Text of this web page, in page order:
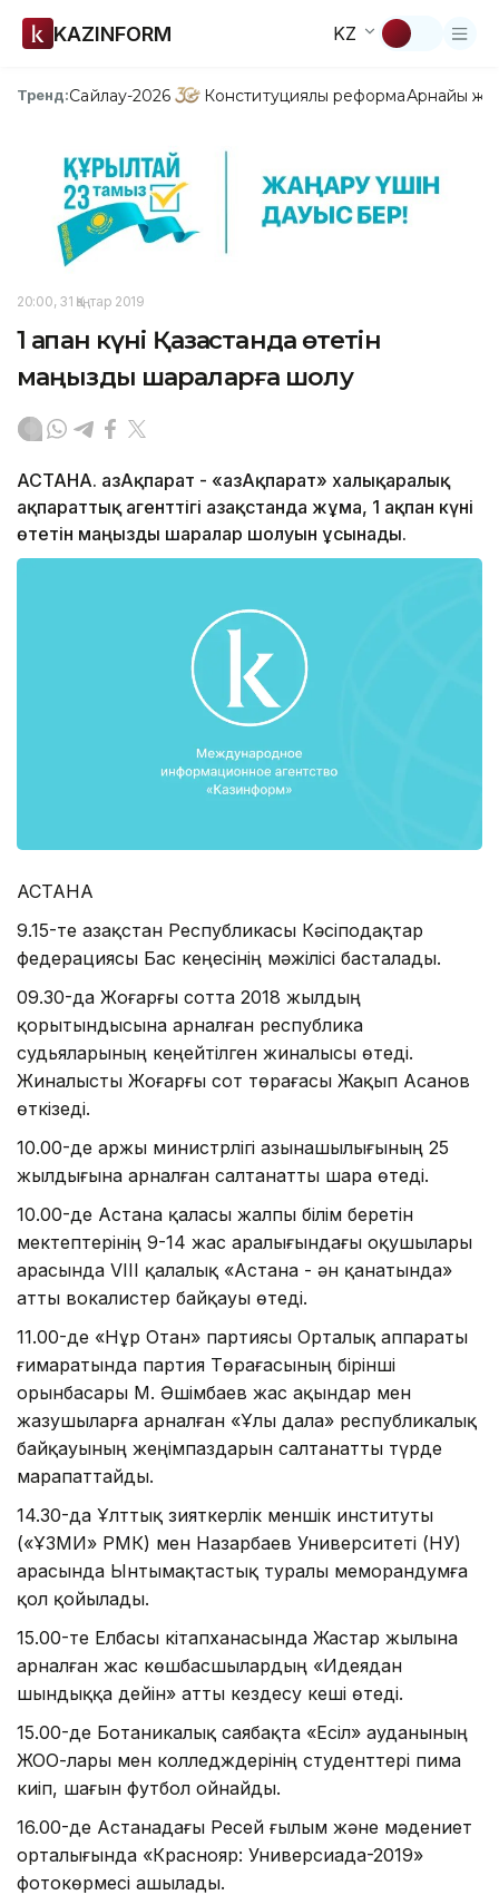
KAZINFORM KZ
Тренд:Сайлау-2026 Конституциялық реформаАрнайы
20:00, 31 Қаңтар 2019
1 ақпан күні Қазақстанда өтетін
маңызды шараларға шолу
АСТАНА. ҚазАқпарат - «ҚазАқпарат» халықаралық
ақпараттық агенттігі Қазақстанда жұма, 1 ақпан күні
өтетін маңызды шаралар шолуын ұсынады.
АСТАНА
9.15-те Қазақстан Республикасы Кәсіподақтар
федерациясы Бас кеңесінің мәжілісі басталады.
09.30-да Жоғарғы сотта 2018 жылдың
қорытындысына арналған республика
судьяларының кеңейтілген жиналысы өтеді.
Жиналысты Жоғарғы сот төрағасы Жақып Асанов
өткізеді.
10.00-де Қаржы министрлігі Қазынашылығының 25
жылдығына арналған салтанатты шара өтеді.
10.00-де Астана қаласы жалпы білім беретін
мектептерінің 9-14 жас аралығындағы оқушылары
арасында VІІІ қалалық «Астана - ән қанатында»
атты вокалистер байқауы өтеді.
11.00-де «Нұр Отан» партиясы Орталық аппараты
ғимаратында партия Төрағасының бірінші
орынбасары М. Әшімбаев жас ақындар мен
жазушыларға арналған «Ұлы дала» республикалық
байқауының жеңімпаздарын салтанатты түрде
марапаттайды.
14.30-да Ұлттық зияткерлік меншік институты
(«ҰЗМИ» РМК) мен Назарбаев Университеті (НУ)
арасында Ынтымақтастық туралы меморандумға
қол қойылады.
15.00-те Елбасы кітапханасында Жастар жылына
арналған жас көшбасшылардың «Идеядан
шындыққа дейін» атты кездесу кеші өтеді.
15.00-де Ботаникалық саябақта «Есіл» ауданының
ЖОО-лары мен колледждерінің студенттері пима
киіп, шағын футбол ойнайды.
16.00-де Астанадағы Ресей ғылым және мәдениет
орталығында «Краснояр: Универсиада-2019»
фотокөрмесі ашылады.